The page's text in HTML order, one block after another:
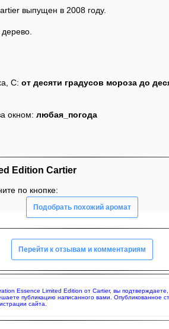
выпущен в 2008 году.
С: от десяти градусов мороза до
окном: любая_погода
Edition Cartier
по кнопке:
Подобрать похожий аромат
Перейти к отзывам и комментариям
Essence Limited Edition от Cartier, вы
публикацию написанного вами. Опубликованное
сайта.